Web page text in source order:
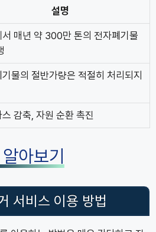
설명
서 매년 약 300만 톤의 전자폐기물
물의 절반가량은 적절히 처리되지
감축, 자원 순환 촉진
아보기
서비스 이용 방법